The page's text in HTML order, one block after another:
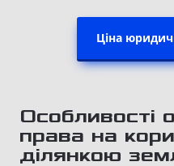
Ціна
Особливості
права на
ділянкою